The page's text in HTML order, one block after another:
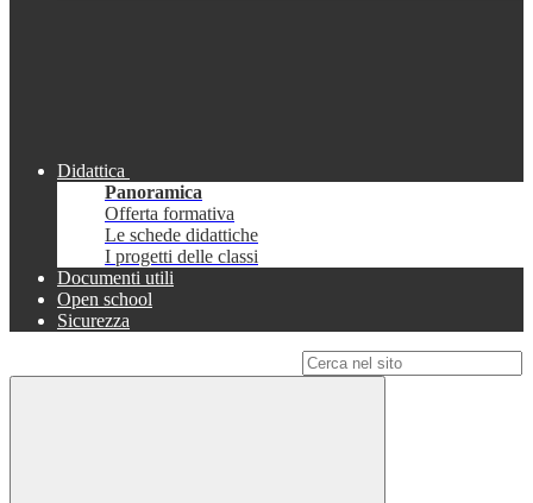
Didattica
Panoramica
Offerta formativa
Le schede didattiche
I progetti delle classi
Documenti utili
Open school
Sicurezza